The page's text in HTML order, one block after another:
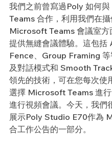
我們之前曾寫過Poly 如何
Teams 合作，利用我們在
Microsoft Teams 會議室方
提供無縫會議體驗。這包括
Fence、Group Framing 等
及對話模式和 Smooth
領先的技術，可在您每次使
選擇 Microsoft Teams 進
進行視頻會議。今天，我們
展示Poly Studio E70作為
合工作公告的一部分。